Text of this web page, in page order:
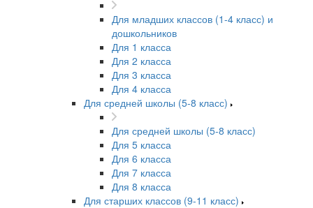
Для младших классов (1-4 класс) и
дошкольников
Для 1 класса
Для 2 класса
Для 3 класса
Для 4 класса
Для средней школы (5-8 класс)
Для средней школы (5-8 класс)
Для 5 класса
Для 6 класса
Для 7 класса
Для 8 класса
Для старших классов (9-11 класс)